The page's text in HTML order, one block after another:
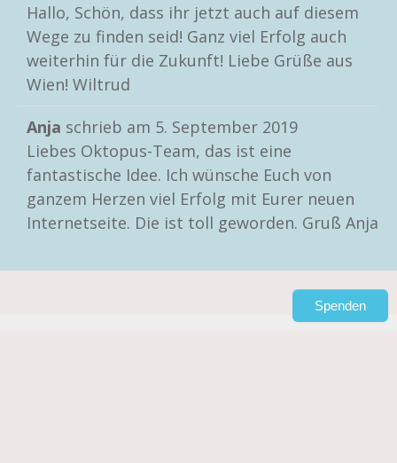
Hallo, Schön, dass ihr jetzt auch auf diesem
Wege zu finden seid! Ganz viel Erfolg auch
weiterhin für die Zukunft! Liebe Grüße aus
Wien! Wiltrud
Anja schrieb am 5. September 2019
Liebes Oktopus-Team, das ist eine
fantastische Idee. Ich wünsche Euch von
ganzem Herzen viel Erfolg mit Eurer neuen
Internetseite. Die ist toll geworden. Gruß Anja
Spenden